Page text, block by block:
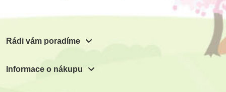
Rádi vám poradíme
Informace o nákupu